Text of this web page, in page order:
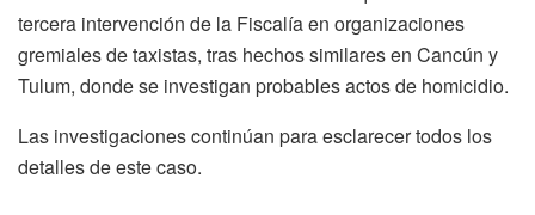
tercera intervención de la Fiscalía en organizaciones
gremiales de taxistas, tras hechos similares en Cancún y
Tulum, donde se investigan probables actos de homicidio.
Las investigaciones continúan para esclarecer todos los
detalles de este caso.